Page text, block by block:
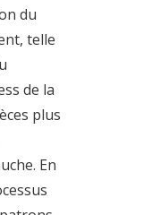
du
telle
de la
plus
En